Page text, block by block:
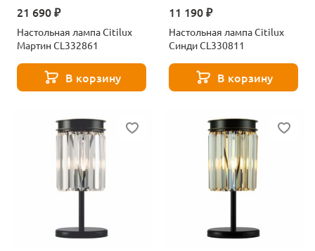
21 690 ₽
Настольная лампа Citilux
Мартин CL332861
В корзину
11 190 ₽
Настольная лампа Citilux
Синди CL330811
В корзину